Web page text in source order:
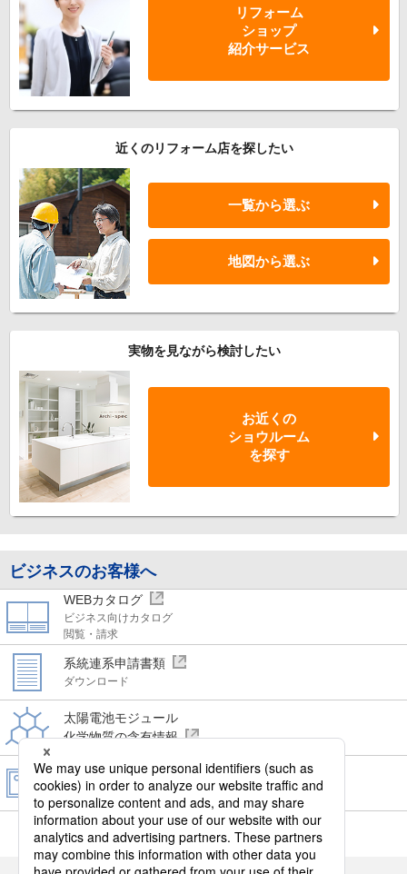
リフォーム
ショップ
紹介サービス
近くのリフォーム店を探したい
一覧から選ぶ
地図から選ぶ
実物を見ながら検討したい
お近くの
ショウルーム
を探す
ビジネスのお客様へ
WEBカタログ
ビジネス向けカタログ
閲覧・請求
系統連系申請書類
ダウンロード
太陽電池モジュール
化学物質の含有情報
画像データ
ダウンロード